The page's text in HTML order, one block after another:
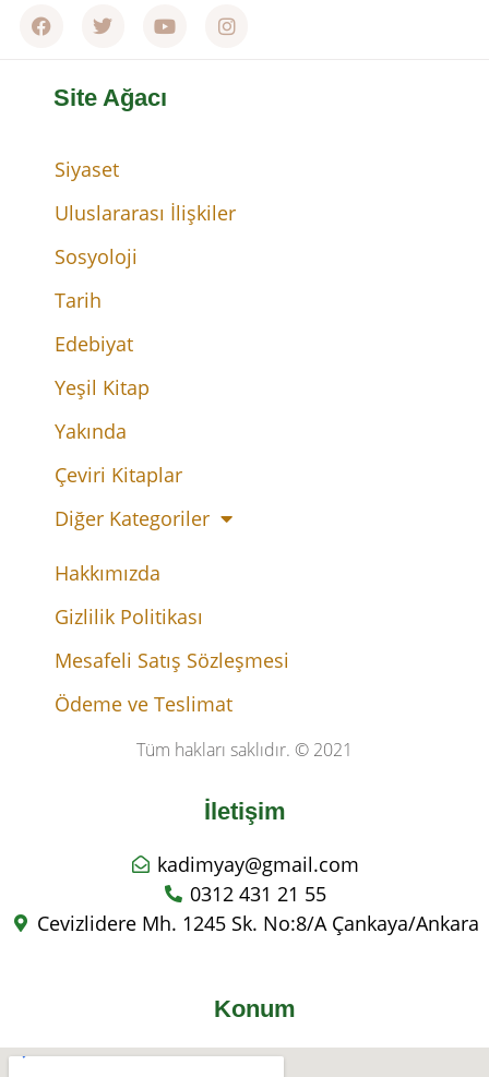
Site Ağacı
Siyaset
Uluslararası İlişkiler
Sosyoloji
Tarih
Edebiyat
Yeşil Kitap
Yakında
Çeviri Kitaplar
Diğer Kategoriler
Hakkımızda
Gizlilik Politikası
Mesafeli Satış Sözleşmesi
Ödeme ve Teslimat
Tüm hakları saklıdır. © 2021
İletişim
kadimyay@gmail.com
0312 431 21 55
Cevizlidere Mh. 1245 Sk. No:8/A Çankaya/Ankara
Konum